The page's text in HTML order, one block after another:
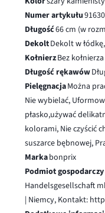
Numer artykułu
Długość66 cm (w
DekoltDekolt w
KołnierzBez kołnierza
Długość rękawów
PielęgnacjaMożna
Nie wybielać,
płasko,używać
kolorami, Nie czyścić
suszarce bębnowej,
Markabonprix
Podmiot
Handelsgesellschaft
| Niemcy, Kontakt: